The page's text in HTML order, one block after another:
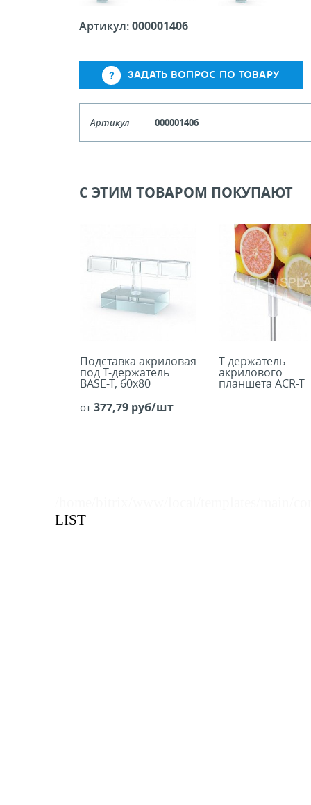
Артикул:000001406
ЗАДАТЬ ВОПРОС ПО ТОВАРУ
Артикул 000001406
Цена, руб (с НДС) ПО
В КОРЗИНУ
С ЭТИМ ТОВАРОМ ПОКУПАЮТ
Подставка акриловая
под Т-держатель
BASE-T, 60х80
от 377,79 руб/шт
Т-держатель
акрилового
планшета ACR-T
LIST